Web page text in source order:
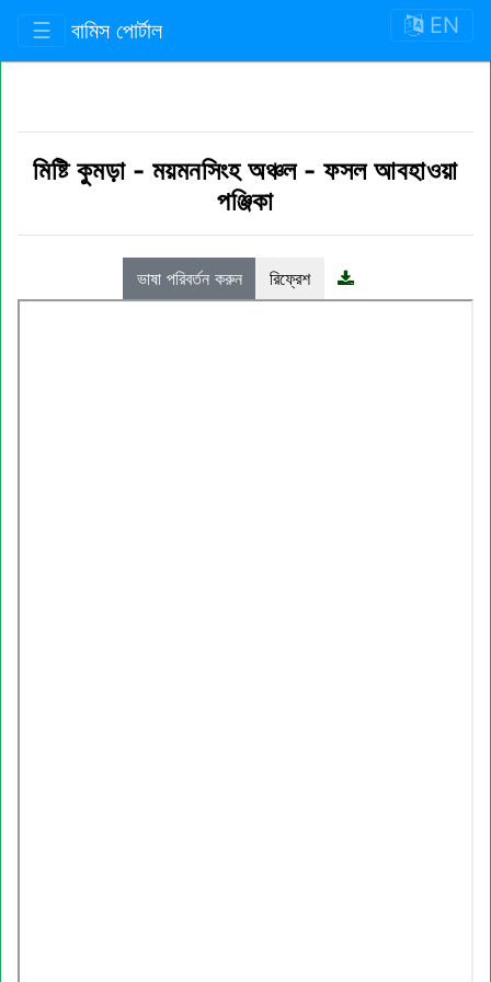
☰ বামিস পোর্টাল EN
মিষ্টি কুমড়া - ময়মনসিংহ অঞ্চল-ফসল আবহাওয়া
পঞ্জিকা
ভাষা পরিবর্তন করুন রিফ্রেশ